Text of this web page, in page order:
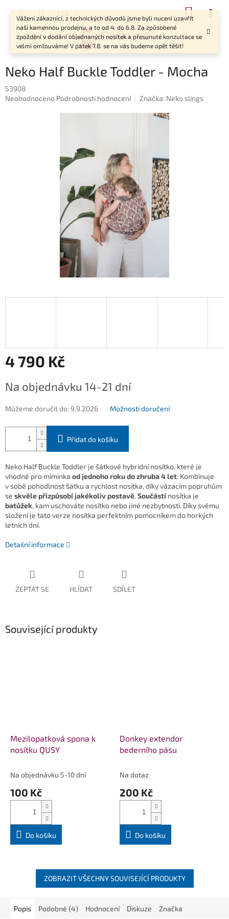
Vážení zákazníci, z technických důvodů jsme byli nuceni uzavřít
naši kamennou prodejnu, a to od 4. do 6.8. Za způsobené
zpoždění v dodání objednaných nosítek a přesunuté konzultace se
velmi omlouváme! V pátek 7.8. se na vás budeme opět těšit!
CZK
Neko Half Buckle Toddler - Mocha
53908
Průměrné
Neohodnoceno Podrobnosti hodnocení Značka: Neko slings
4 790 Kč
cena:
Na objednávku 14-21 dní
Můžeme doručit do:9.9.2026 Možnosti doručení
Přidat do košíku
Neko Half Buckle Toddler je šátkové hybridní nosítko, které je
vhodné pro miminka od jednoho roku do zhruba 4 let. Kombinuje
v sobě pohodlnost šátku a rychlost nosítka, díky vázacím popruhům
se skvěle přizpůsobí jakékoliv postavě. Součástínosítka je
batůžek, kam uschováte nosítko nebo jiné nezbytnosti. Díky svému
složení je tato verze nosítka perfektním pomocníkem do horkých
letních dní.
Detailní informace
ZEPTAT SE HLÍDAT SDÍLET
Související produkty
Mezilopatková spona k
nosítku QUSY
Na objednávku 5-10 dní
100 Kč
Do košíku
Donkey extendor
bederního pásu
Na dotaz
200 Kč
Do košíku
ZOBRAZIT VŠECHNY SOUVISEJÍCÍ PRODUKTY
Popis Podobné (4) Hodnocení Diskuze Značka